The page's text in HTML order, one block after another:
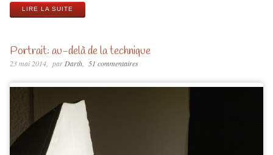
LIRE LA SUITE
Portrait: au-delà de la technique
23 mai 2014 par Darth 51 commentaires